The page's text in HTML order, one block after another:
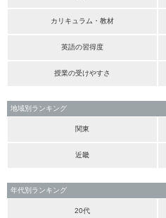
カリキュラム・教材
英語の習得度
授業の受けやすさ
地域別ランキング
関東
近畿
年代別ランキング
20代